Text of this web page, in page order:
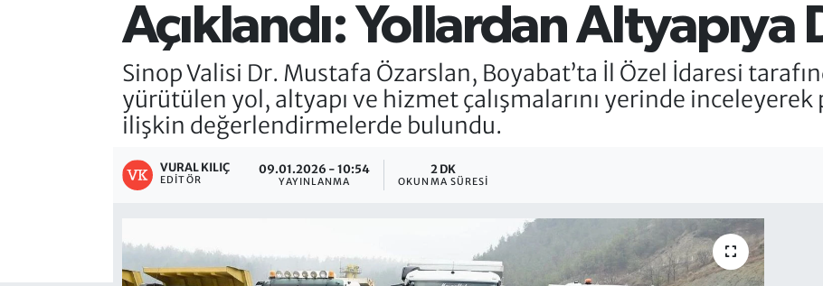
Açıklandı: Yollardan Altyapıya
Sinop Valisi Dr. Mustafa Özarslan, Boyabat’ta İl Özel İdaresi
yürütülen yol, altyapı ve hizmet çalışmalarını yerinde inceleyerek
ilişkin değerlendirmelerde bulundu.
VURAL KILIÇ
EDITÖR
09.01.2026 - 10:54
YAYINLANMA
2 DK
OKUNMA SÜRESI